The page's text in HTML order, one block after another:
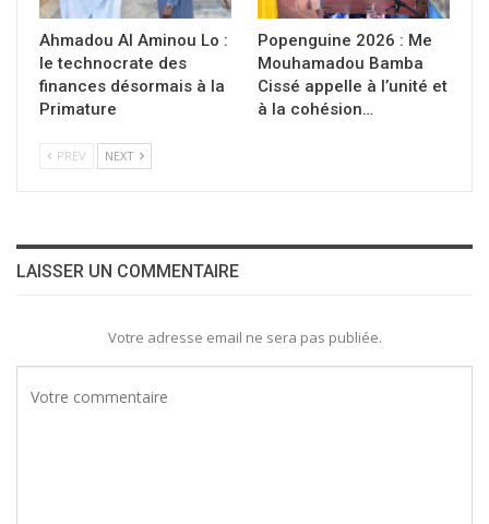
Ahmadou Al Aminou Lo :
le technocrate des
finances désormais à la
Primature
Popenguine 2026 : Me
Mouhamadou Bamba
Cissé appelle à l’unité et
à la cohésion…
PREV NEXT
LAISSER UN COMMENTAIRE
Votre adresse email ne sera pas publiée.